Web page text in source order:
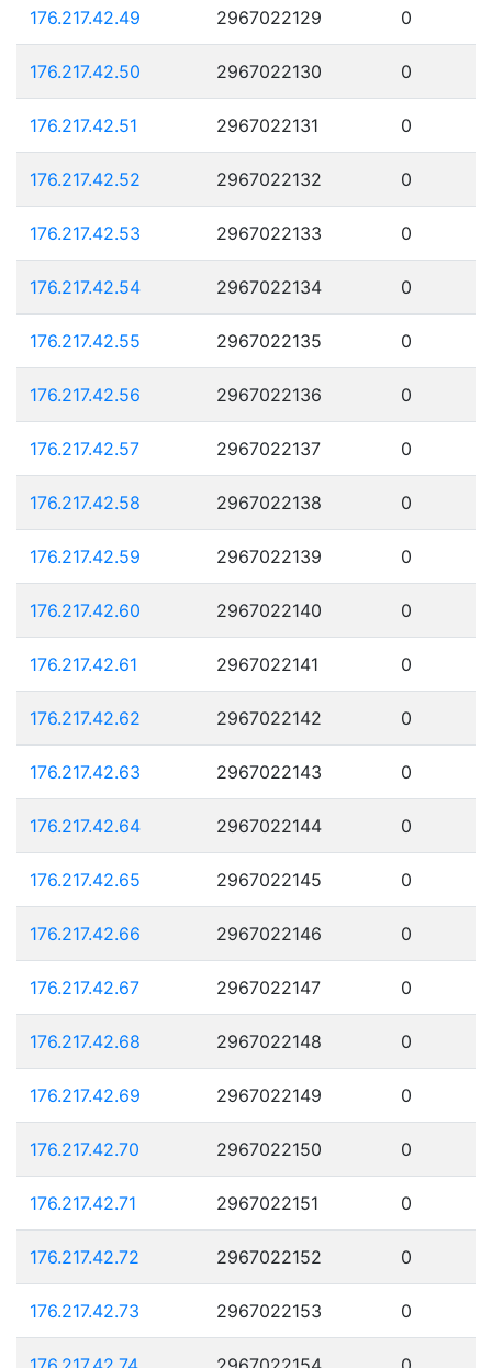
176.217.42.49 2967022129 0
176.217.42.50 2967022130 0
176.217.42.51 2967022131 0
176.217.42.52 2967022132 0
176.217.42.53 2967022133 0
176.217.42.54 2967022134 0
176.217.42.55 2967022135 0
176.217.42.56 2967022136 0
176.217.42.57 2967022137 0
176.217.42.58 2967022138 0
176.217.42.59 2967022139 0
176.217.42.60 2967022140 0
176.217.42.61 2967022141 0
176.217.42.62 2967022142 0
176.217.42.63 2967022143 0
176.217.42.64 2967022144 0
176.217.42.65 2967022145 0
176.217.42.66 2967022146 0
176.217.42.67 2967022147 0
176.217.42.68 2967022148 0
176.217.42.69 2967022149 0
176.217.42.70 2967022150 0
176.217.42.71 2967022151 0
176.217.42.72 2967022152 0
176.217.42.73 2967022153 0